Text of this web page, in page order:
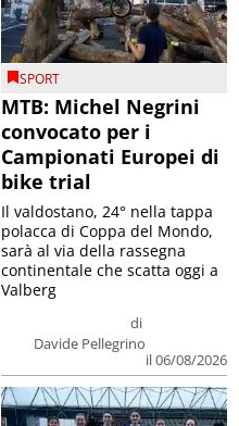
SPORT
MTB: Michel Negrini
convocato per i
Campionati Europei di
bike trial
di
Davide Pellegrino
il 06/08/2026
Il valdostano, 24° nella tappa
polacca di Coppa del Mondo,
sarà al via della rassegna
continentale che scatta oggi a
Valberg